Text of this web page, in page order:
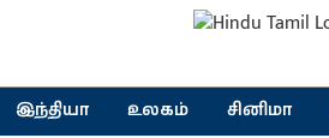
இந்தியா உலகம் சினிமா